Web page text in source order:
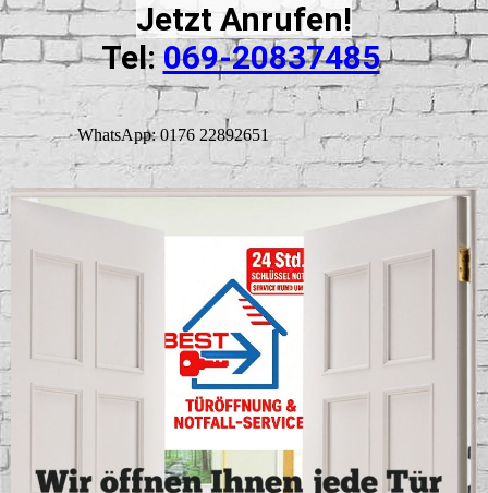
Jetzt Anrufen!
Tel: 069-20837485
WhatsApp: 0176 22892651